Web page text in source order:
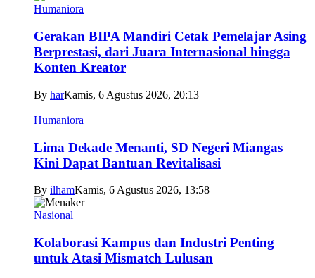
Humaniora
Gerakan BIPA Mandiri Cetak Pemelajar Asing
Berprestasi, dari Juara Internasional hingga
Konten Kreator
By harKamis, 6 Agustus 2026, 20:13
Humaniora
Lima Dekade Menanti, SD Negeri Miangas
Kini Dapat Bantuan Revitalisasi
By ilhamKamis, 6 Agustus 2026, 13:58
Nasional
Kolaborasi Kampus dan Industri Penting
untuk Atasi Mismatch Lulusan